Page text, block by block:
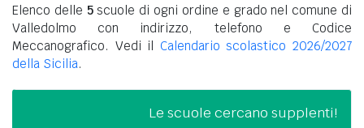
Elenco delle 5scuole di ogni ordine e grado nel comune di
Valledolmo con indirizzo, telefono e Codice
Meccanografico. Vedi il Calendario scolastico 2026/2027
della Sicilia.
Le scuole cercano supplenti!